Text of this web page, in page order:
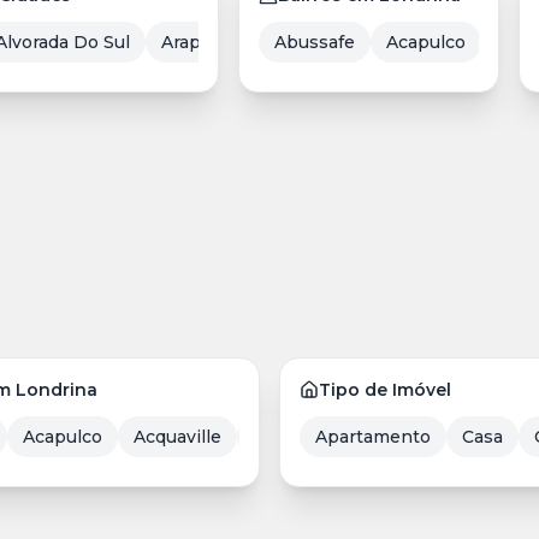
Do Sul Arapongas Assaí Balneário Camboriú
Abussafe Acapulco
Cambé Cascavel Centenário Do Sul Coxim
Londrina
Acapulco Acquaville Adriana 1 Aeroporto Agari
Tipo de Imóvel
Apartamento Casa